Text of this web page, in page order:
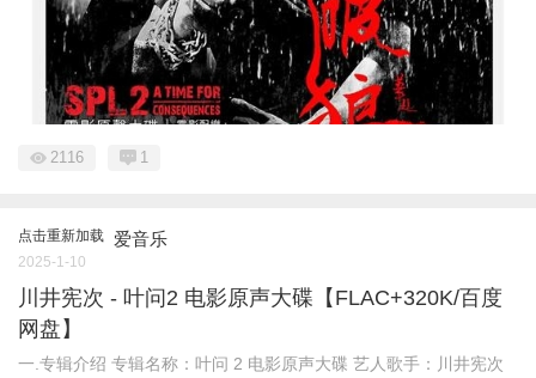
2116 1
点击重新加载 爱音乐
2025-1-10
川井宪次 - 叶问2 电影原声大碟【FLAC+320K/百度
网盘】
一.专辑介绍 专辑名称：叶问 2 电影原声大碟 艺人歌手：川井宪次